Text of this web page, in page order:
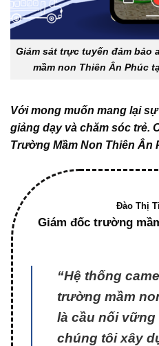
Giám sát trực tuyến đảm bảo
mầm non Thiên Ân Phúc
Với mong muốn mang lại
giảng dạy và chăm sóc trẻ.
Trường Mầm Non Thiên Ân
Đào Thị
Giám đốc trường
“Hệ thống
trường mầm
là cầu nối vững
chúng tôi xây